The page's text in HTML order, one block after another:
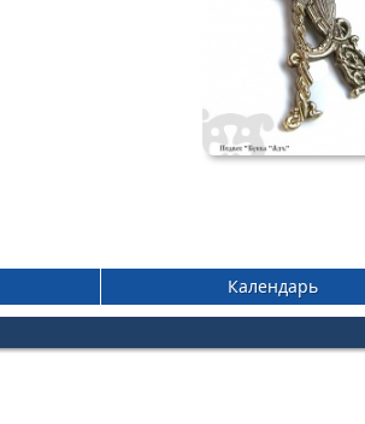
Календарь